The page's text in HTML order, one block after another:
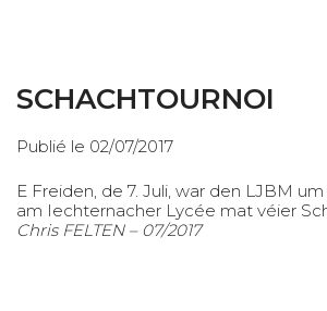
SCHACHTOURNOI
Publié le 02/07/2017
E Freiden, de 7. Juli, war den LJBM
am Iechternacher Lycée mat véier
Chris FELTEN – 07/2017